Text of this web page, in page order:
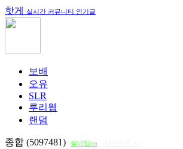
핫게 실시간 커뮤니티 인기글
보배
오유
SLR
루리웹
랜덤
종합 (5097481) 썸네일on